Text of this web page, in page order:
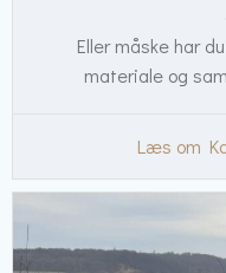
Eller måske har
materiale og
Læs om